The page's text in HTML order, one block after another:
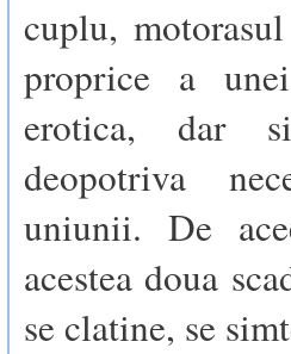
cuplu,
proprice a
erotica, dar
deopotriva
uniunii. De
acestea doua
se clatine, se